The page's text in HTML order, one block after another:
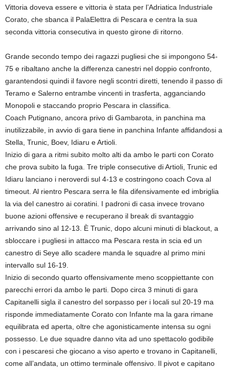
Vittoria doveva essere e vittoria è stata per l’Adriatica Industriale
Corato, che sbanca il PalaElettra di Pescara e centra la sua
seconda vittoria consecutiva in questo girone di ritorno.
Grande secondo tempo dei ragazzi pugliesi che si impongono 54-
75 e ribaltano anche la differenza canestri nel doppio confronto,
garantendosi quindi il favore negli scontri diretti, tenendo il passo di
Teramo e Salerno entrambe vincenti in trasferta, agganciando
Monopoli e staccando proprio Pescara in classifica.
Coach Putignano, ancora privo di Gambarota, in panchina ma
inutilizzabile, in avvio di gara tiene in panchina Infante affidandosi a
Stella, Trunic, Boev, Idiaru e Artioli.
Inizio di gara a ritmi subito molto alti da ambo le parti con Corato
che prova subito la fuga. Tre triple consecutive di Artioli, Trunic ed
Idiaru lanciano i neroverdi sul 4-13 e costringono coach Cova al
timeout. Al rientro Pescara serra le fila difensivamente ed imbriglia
la via del canestro ai coratini. I padroni di casa invece trovano
buone azioni offensive e recuperano il break di svantaggio
arrivando sino al 12-13. È Trunic, dopo alcuni minuti di blackout, a
sbloccare i pugliesi in attacco ma Pescara resta in scia ed un
canestro di Seye allo scadere manda le squadre al primo mini
intervallo sul 16-19.
Inizio di secondo quarto offensivamente meno scoppiettante con
parecchi errori da ambo le parti. Dopo circa 3 minuti di gara
Capitanelli sigla il canestro del sorpasso per i locali sul 20-19 ma
risponde immediatamente Corato con Infante ma la gara rimane
equilibrata ed aperta, oltre che agonisticamente intensa su ogni
possesso. Le due squadre danno vita ad uno spettacolo godibile
con i pescaresi che giocano a viso aperto e trovano in Capitanelli,
come all’andata, un ottimo terminale offensivo. Il pivot e capitano